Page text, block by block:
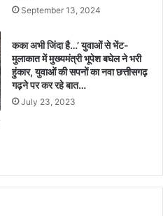
September 13, 2024
कका अभी जिंदा है…’ युवाओं से भेंट-
मुलाकात में मुख्यमंत्री भूपेश बघेल ने भरी
हुंकार, युवाओं की सपनों का नवा छत्तीसगढ़
गढ़ने पर कर रहे बात…
July 23, 2023